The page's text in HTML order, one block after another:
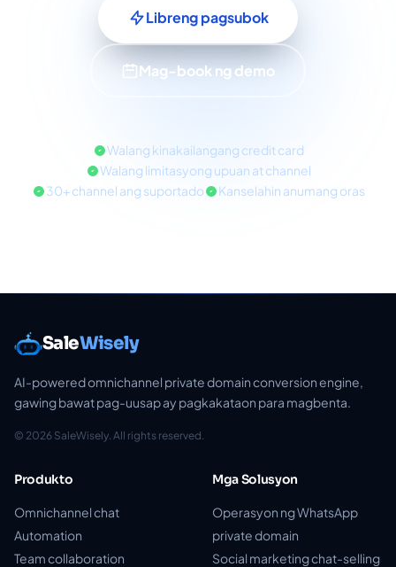
Libreng pagsubok
Mag-book ng demo
Walang kinakailangang credit card
Walang limitasyong upuan at channel
30+ channel ang suportado
Kanselahin anumang oras
SaleWisely
AI-powered omnichannel private domain conversion engine,
gawing bawat pag-uusap ay pagkakataon para magbenta.
© 2026 SaleWisely. All rights reserved.
Produkto
Omnichannel chat
Automation
Team collaboration
Mga Solusyon
Operasyon ng WhatsApp
private domain
Social marketing chat-selling